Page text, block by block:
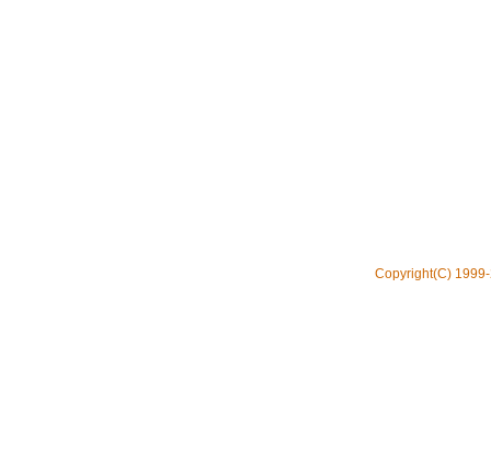
Copyright(C)